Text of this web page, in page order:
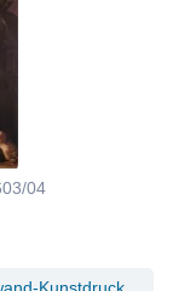
04
Kunstdruck